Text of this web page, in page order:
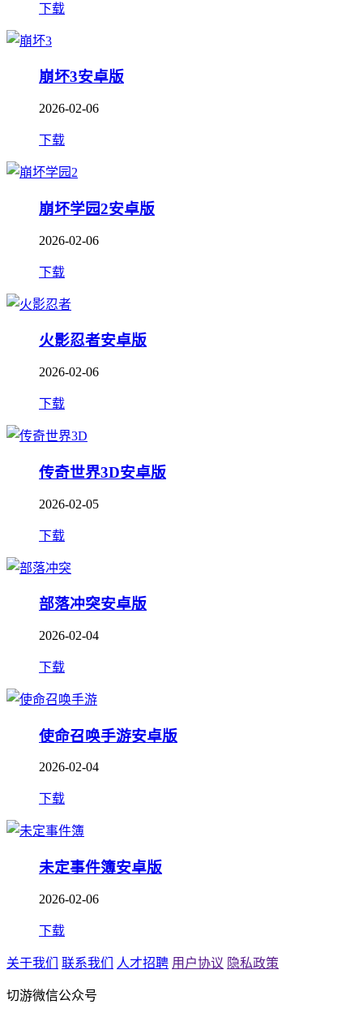
下载
崩坏3安卓版
2026-02-06
下载
崩坏学园2安卓版
2026-02-06
下载
火影忍者安卓版
2026-02-06
下载
传奇世界3D安卓版
2026-02-05
下载
部落冲突安卓版
2026-02-04
下载
使命召唤手游安卓版
2026-02-04
下载
未定事件簿安卓版
2026-02-06
下载
关于我们 联系我们 人才招聘 用户协议 隐私政策
切游微信公众号